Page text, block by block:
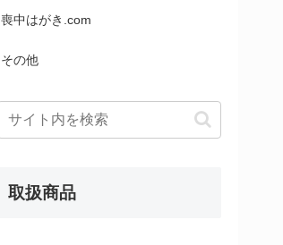
喪中はがき.com
その他
取扱商品